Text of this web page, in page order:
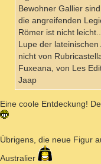
Bewohner Gallier
die angreifenden
Römer ist nicht
Lupe der
nicht von
Fuxeana, von Les
Jaap
Eine coole Entdeckung!
Übrigens, die neue Figur
Australier